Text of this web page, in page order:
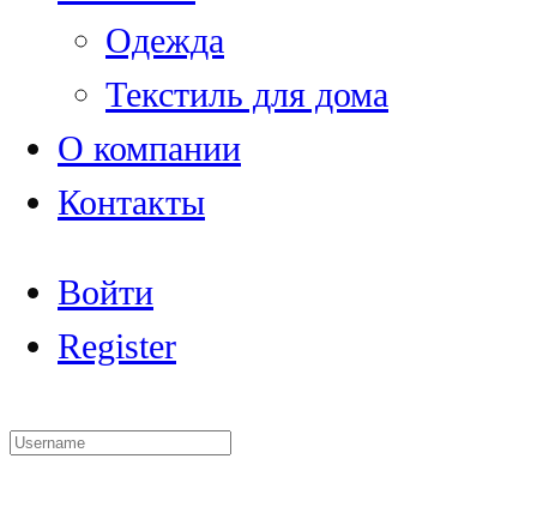
Одежда
Текстиль для дома
О компании
Контакты
Войти
Register